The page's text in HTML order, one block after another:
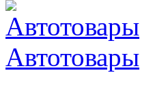
Автотовары